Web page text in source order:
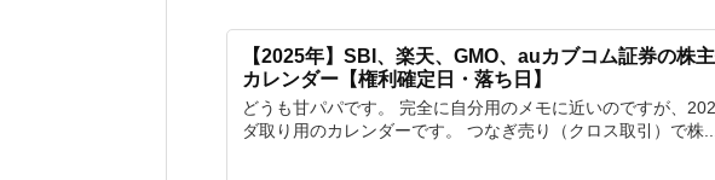
【2025年】SBI、楽天、GMO、auカブコム証券の株
カレンダー【権利確定日・落ち日】
どうも甘パパです。 完全に自分用のメモに近いのですが、
ダ取り用のカレンダーです。 つなぎ売り（クロス取引）で株...